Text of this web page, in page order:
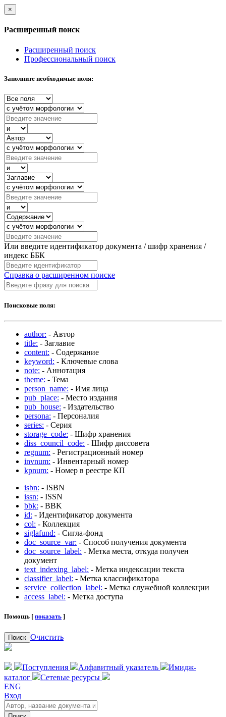
×
Расширенный поиск
Расширенный поиск
Профессиональный поиск
Заполните необходимые поля:
Или введите идентификатор документа / шифр хранения /
индекс ББК
Справка о расширенном поиске
Поисковые поля:
author: - Автор
title: - Заглавие
content: - Содержание
keyword: - Ключевые слова
note: - Аннотация
theme: - Тема
person_name: - Имя лица
pub_place: - Место издания
pub_house: - Издательство
persona: - Персоналия
series: - Серия
storage_code: - Шифр хранения
diss_council_code: - Шифр диссовета
regnum: - Регистрационный номер
invnum: - Инвентарный номер
kpnum: - Номер в реестре КП
isbn: - ISBN
issn: - ISSN
bbk: - BBK
id: - Идентификатор документа
col: - Коллекция
siglafund: - Сигла-фонд
doc_source_var: - Способ получения документа
doc_source_label: - Метка места, откуда получен
документ
text_indexing_label: - Метка индексации текста
classifier_label: - Метка классификатора
service_collection_label: - Метка служебной коллекции
access_label: - Метка доступа
Помощь [ показать ]
Поиск Очистить
Поступления Алфавитный указатель
Имидж-
каталог
Сетевые ресурсы
ENG
Вход